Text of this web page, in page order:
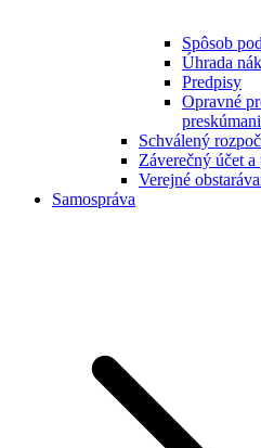
Spôsob
Úhrada
Predpisy
Opravné
Schválený
Záverečný účet
Verejné
Samospráva